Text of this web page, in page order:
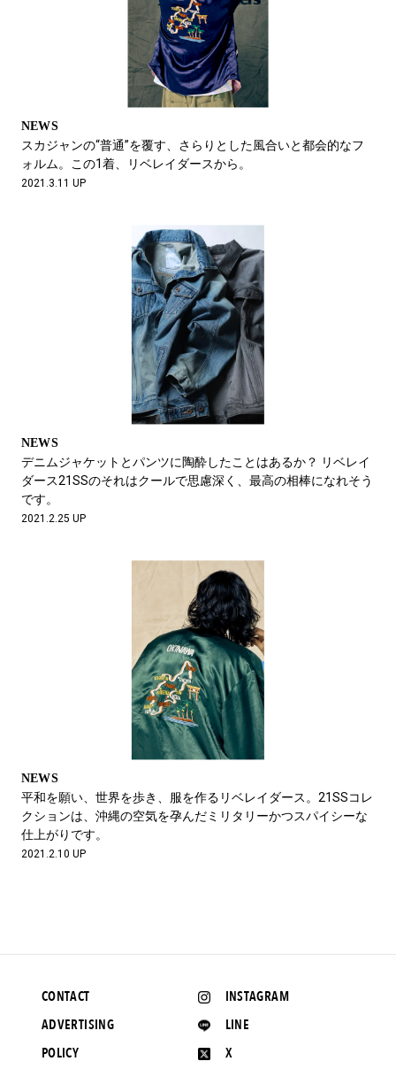
NEWS
スカジャンの“普通”を覆す、さらりとした風合いと都会的なフ
ォルム。この1着、リベレイダースから。
2021.3.11 UP
NEWS
デニムジャケットとパンツに陶酔したことはあるか？ リベレイ
ダース21SSのそれはクールで思慮深く、最高の相棒になれそう
です。
2021.2.25 UP
NEWS
平和を願い、世界を歩き、服を作るリベレイダース。21SSコレ
クションは、沖縄の空気を孕んだミリタリーかつスパイシーな
仕上がりです。
2021.2.10 UP
INSTAGRAM
LINE
X
CONTACT
ADVERTISING
POLICY